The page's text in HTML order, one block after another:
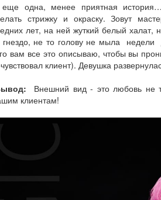
одна, менее приятная
стрижку и окраску. Зовут
лет, на ней жуткий белый халат,
гнездо, не то голову не мыла
вам все это описываю, чтобы вы
клиент). Девушка
Внешний вид - это любовь не
клиентам!